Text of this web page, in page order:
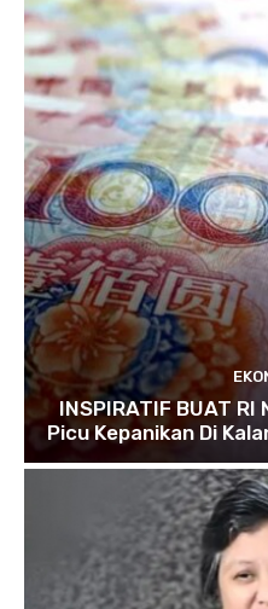
INSPIRATIF BUAT RI
Picu Kepanikan Di